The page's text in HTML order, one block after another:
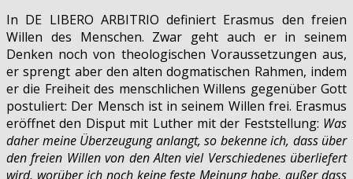
In DE LIBERO ARBITRIO definiert Erasmus den freien
Willen des Menschen. Zwar geht auch er in seinem
Denken noch von theologischen Voraussetzungen aus,
er sprengt aber den alten dogmatischen Rahmen, indem
er die Freiheit des menschlichen Willens gegenüber Gott
postuliert: Der Mensch ist in seinem Willen frei. Erasmus
eröffnet den Disput mit Luther mit der Feststellung: Was
daher meine Überzeugung anlangt, so bekenne ich, dass über
den freien Willen von den Alten viel Verschiedenes überliefert
wird, worüber ich noch keine feste Meinung habe, außer dass